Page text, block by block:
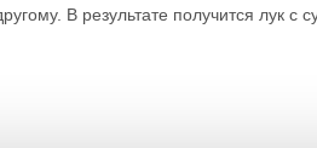
В результате получится лук